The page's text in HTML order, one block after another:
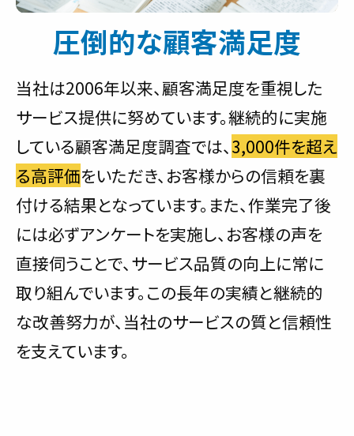
圧倒的な顧客満足度
当社は2006年以来、顧客満足度を重視した
サービス提供に努めています。継続的に実施
している顧客満足度調査では、 3,000件を超え
る高評価をいただき、お客様からの信頼を裏
付ける結果となっています。また、作業完了後
には必ずアンケートを実施し、お客様の声を
直接伺うことで、サービス品質の向上に常に
取り組んでいます。この長年の実績と継続的
な改善努力が、当社のサービスの質と信頼性
を支えています。